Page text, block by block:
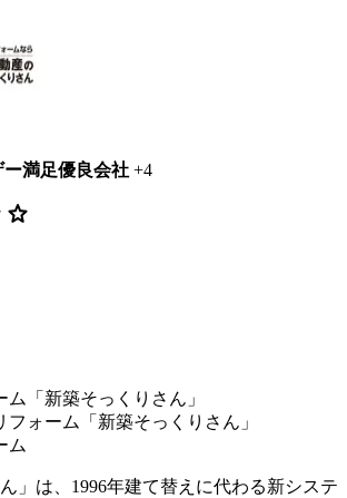
ー満足優良会社 +4
star
ム「新築そっくりさん」
フォーム「新築そっくりさん」
ム
」は、1996年建て替えに代わる新システ